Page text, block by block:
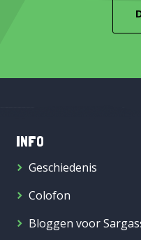
INFO
Geschiedenis
Colofon
Bloggen voor